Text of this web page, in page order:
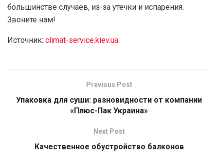
большинстве случаев, из-за утечки и испарения.
Звоните нам!
Источник: climat-service.kiev.ua
Previous Post
Упаковка для суши: разновидности от компании
«Плюс-Пак Украина»
Next Post
Качественное обустройство балконов